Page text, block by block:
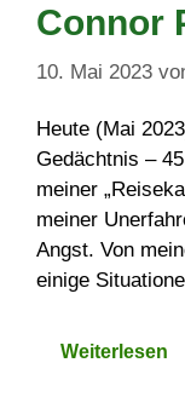
Connor
10. Mai 2023
Heute (Mai
Gedächtnis –
meiner
meiner
Angst. Von
einige
Weiterlesen